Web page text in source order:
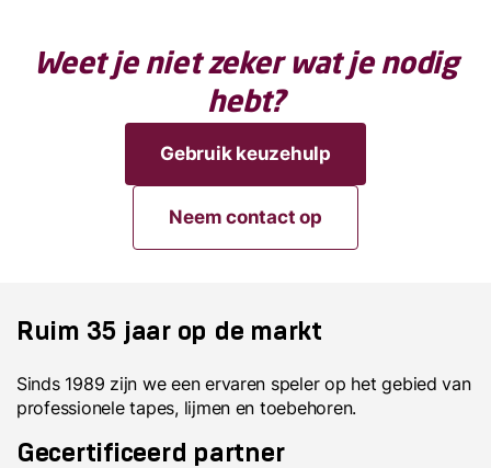
Weet je niet zeker wat je nodig
hebt?
Gebruik keuzehulp
Neem contact op
Ruim 35 jaar op de markt
Sinds 1989 zijn we een ervaren speler op het gebied van
professionele tapes, lijmen en toebehoren.
Gecertificeerd partner